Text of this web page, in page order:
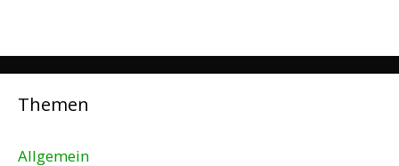
Themen
Allgemein